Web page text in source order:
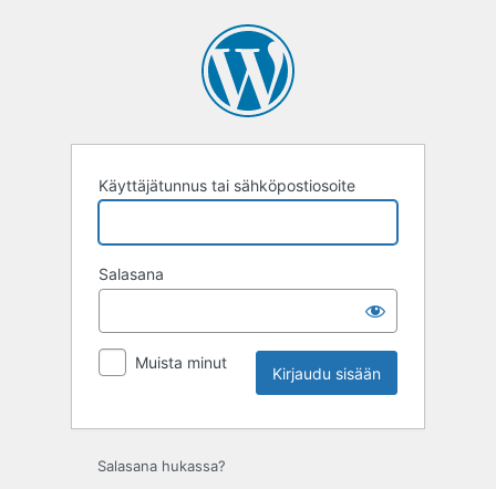
Käyttäjätunnus tai sähköpostiosoite
Salasana
Muista minut
Salasana hukassa?